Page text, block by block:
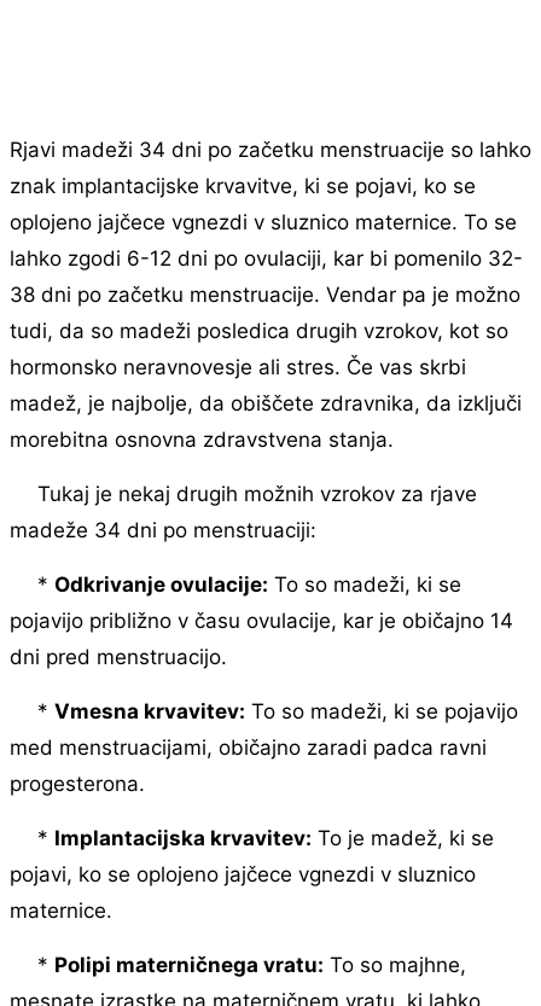
Rjavi madeži 34 dni po začetku menstruacije so lahko
znak implantacijske krvavitve, ki se pojavi, ko se
oplojeno jajčece vgnezdi v sluznico maternice. To se
lahko zgodi 6-12 dni po ovulaciji, kar bi pomenilo 32-
38 dni po začetku menstruacije. Vendar pa je možno
tudi, da so madeži posledica drugih vzrokov, kot so
hormonsko neravnovesje ali stres. Če vas skrbi
madež, je najbolje, da obiščete zdravnika, da izključi
morebitna osnovna zdravstvena stanja.
Tukaj je nekaj drugih možnih vzrokov za rjave
madeže 34 dni po menstruaciji:
* Odkrivanje ovulacije: To so madeži, ki se
pojavijo približno v času ovulacije, kar je običajno 14
dni pred menstruacijo.
* Vmesna krvavitev: To so madeži, ki se pojavijo
med menstruacijami, običajno zaradi padca ravni
progesterona.
* Implantacijska krvavitev: To je madež, ki se
pojavi, ko se oplojeno jajčece vgnezdi v sluznico
maternice.
* Polipi materničnega vratu: To so majhne, ​​
mesnate izrastke na materničnem vratu, ki lahko